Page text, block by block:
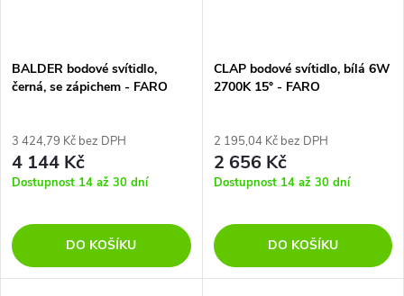
BALDER bodové svítidlo,
černá, se zápichem - FARO
3 424,79 Kč bez DPH
4 144 Kč
Dostupnost 14 až 30 dní
DO KOŠÍKU
CLAP bodové svítidlo, bílá 6W
2700K 15° - FARO
2 195,04 Kč bez DPH
2 656 Kč
Dostupnost 14 až 30 dní
DO KOŠÍKU